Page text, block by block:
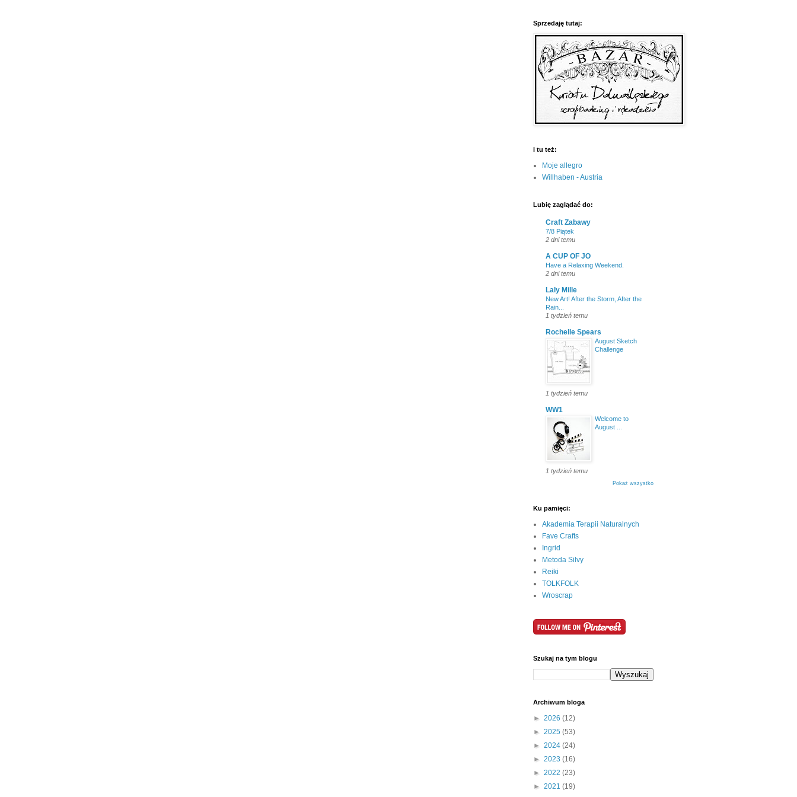
Sprzedaję tutaj:
i tu też:
Moje allegro
Willhaben - Austria
Lubię zaglądać do:
Craft Zabawy
7/8 Piątek
2 dni temu
A CUP OF JO
Have a Relaxing Weekend.
2 dni temu
Laly Mille
New Art! After the Storm, After the
Rain...
1 tydzień temu
Rochelle Spears
August Sketch
Challenge
1 tydzień temu
WW1
Welcome to
August ...
1 tydzień temu
Pokaż wszystko
Ku pamięci:
Akademia Terapii Naturalnych
Fave Crafts
Ingrid
Metoda Silvy
Reiki
TOLKFOLK
Wroscrap
Szukaj na tym blogu
Archiwum bloga
► 2026 (12)
► 2025 (53)
► 2024 (24)
► 2023 (16)
► 2022 (23)
► 2021 (19)